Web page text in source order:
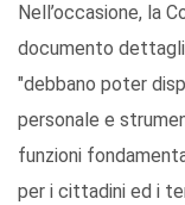
Nell’occasione, la
documento
"debbano poter
personale e
funzioni
per i cittadini ed i